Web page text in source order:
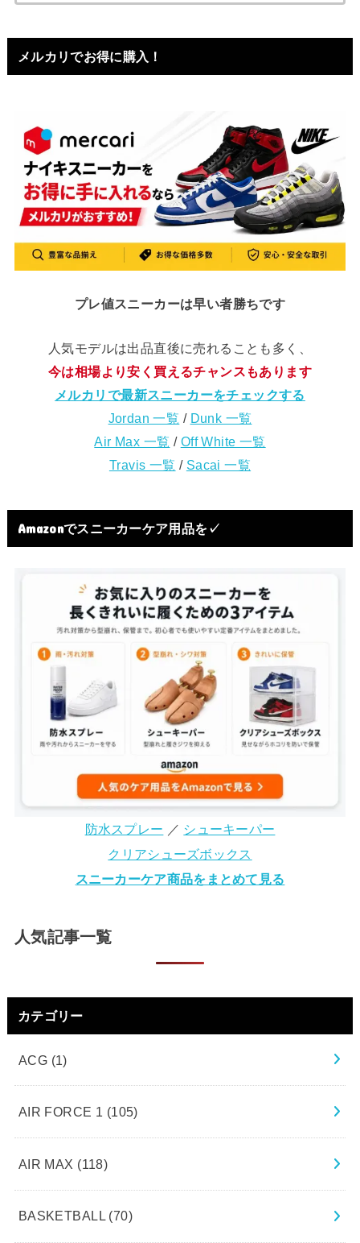
メルカリでお得に購入！
プレ値スニーカーは早い者勝ちです
人気モデルは出品直後に売れることも多く、
今は相場より安く買えるチャンスもあります
メルカリで最新スニーカーをチェックする
Jordan 一覧 / Dunk 一覧
Air Max 一覧 / Off White 一覧
Travis 一覧 / Sacai 一覧
Amazonでスニーカーケア用品を✓
防水スプレー ／ シューキーパー
クリアシューズボックス
スニーカーケア商品をまとめて見る
人気記事一覧
カテゴリー
ACG (1)
AIR FORCE 1 (105)
AIR MAX (118)
BASKETBALL (70)